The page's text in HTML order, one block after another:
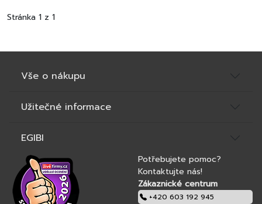
Stránka 1 z 1
Vše o nákupu
Užitečné informace
EGIBI
Potřebujete pomoc?
Kontaktujte nás!
Zákaznické centrum
+420 603 192 945